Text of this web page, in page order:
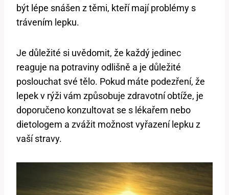
být lépe snášen z těmi, kteří mají problémy s
trávením lepku.
Je důležité si uvědomit, že každý jedinec
reaguje na potraviny odlišně a je důležité
poslouchat své tělo. Pokud máte podezření, že
lepek v rýži vám způsobuje zdravotní obtíže, je
doporučeno konzultovat se s lékařem nebo
dietologem a zvážit možnost vyřazení lepku z
vaší stravy.